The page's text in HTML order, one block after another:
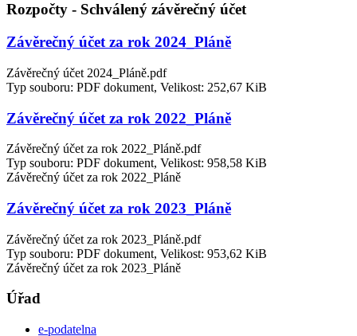
Rozpočty - Schválený závěrečný účet
Závěrečný účet za rok 2024_Pláně
Závěrečný účet 2024_Pláně.pdf
Typ souboru: PDF dokument, Velikost: 252,67 KiB
Závěrečný účet za rok 2022_Pláně
Závěrečný účet za rok 2022_Pláně.pdf
Typ souboru: PDF dokument, Velikost: 958,58 KiB
Závěrečný účet za rok 2022_Pláně
Závěrečný účet za rok 2023_Pláně
Závěrečný účet za rok 2023_Pláně.pdf
Typ souboru: PDF dokument, Velikost: 953,62 KiB
Závěrečný účet za rok 2023_Pláně
Úřad
e-podatelna